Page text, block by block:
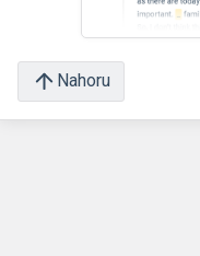
Nahoru